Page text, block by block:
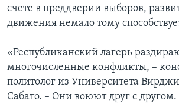
счете в преддверии выборов,
движения немало тому
«Республиканский лагерь
многочисленные конфликты, –
политолог из Университета
Сабато. – Они воюют друг с